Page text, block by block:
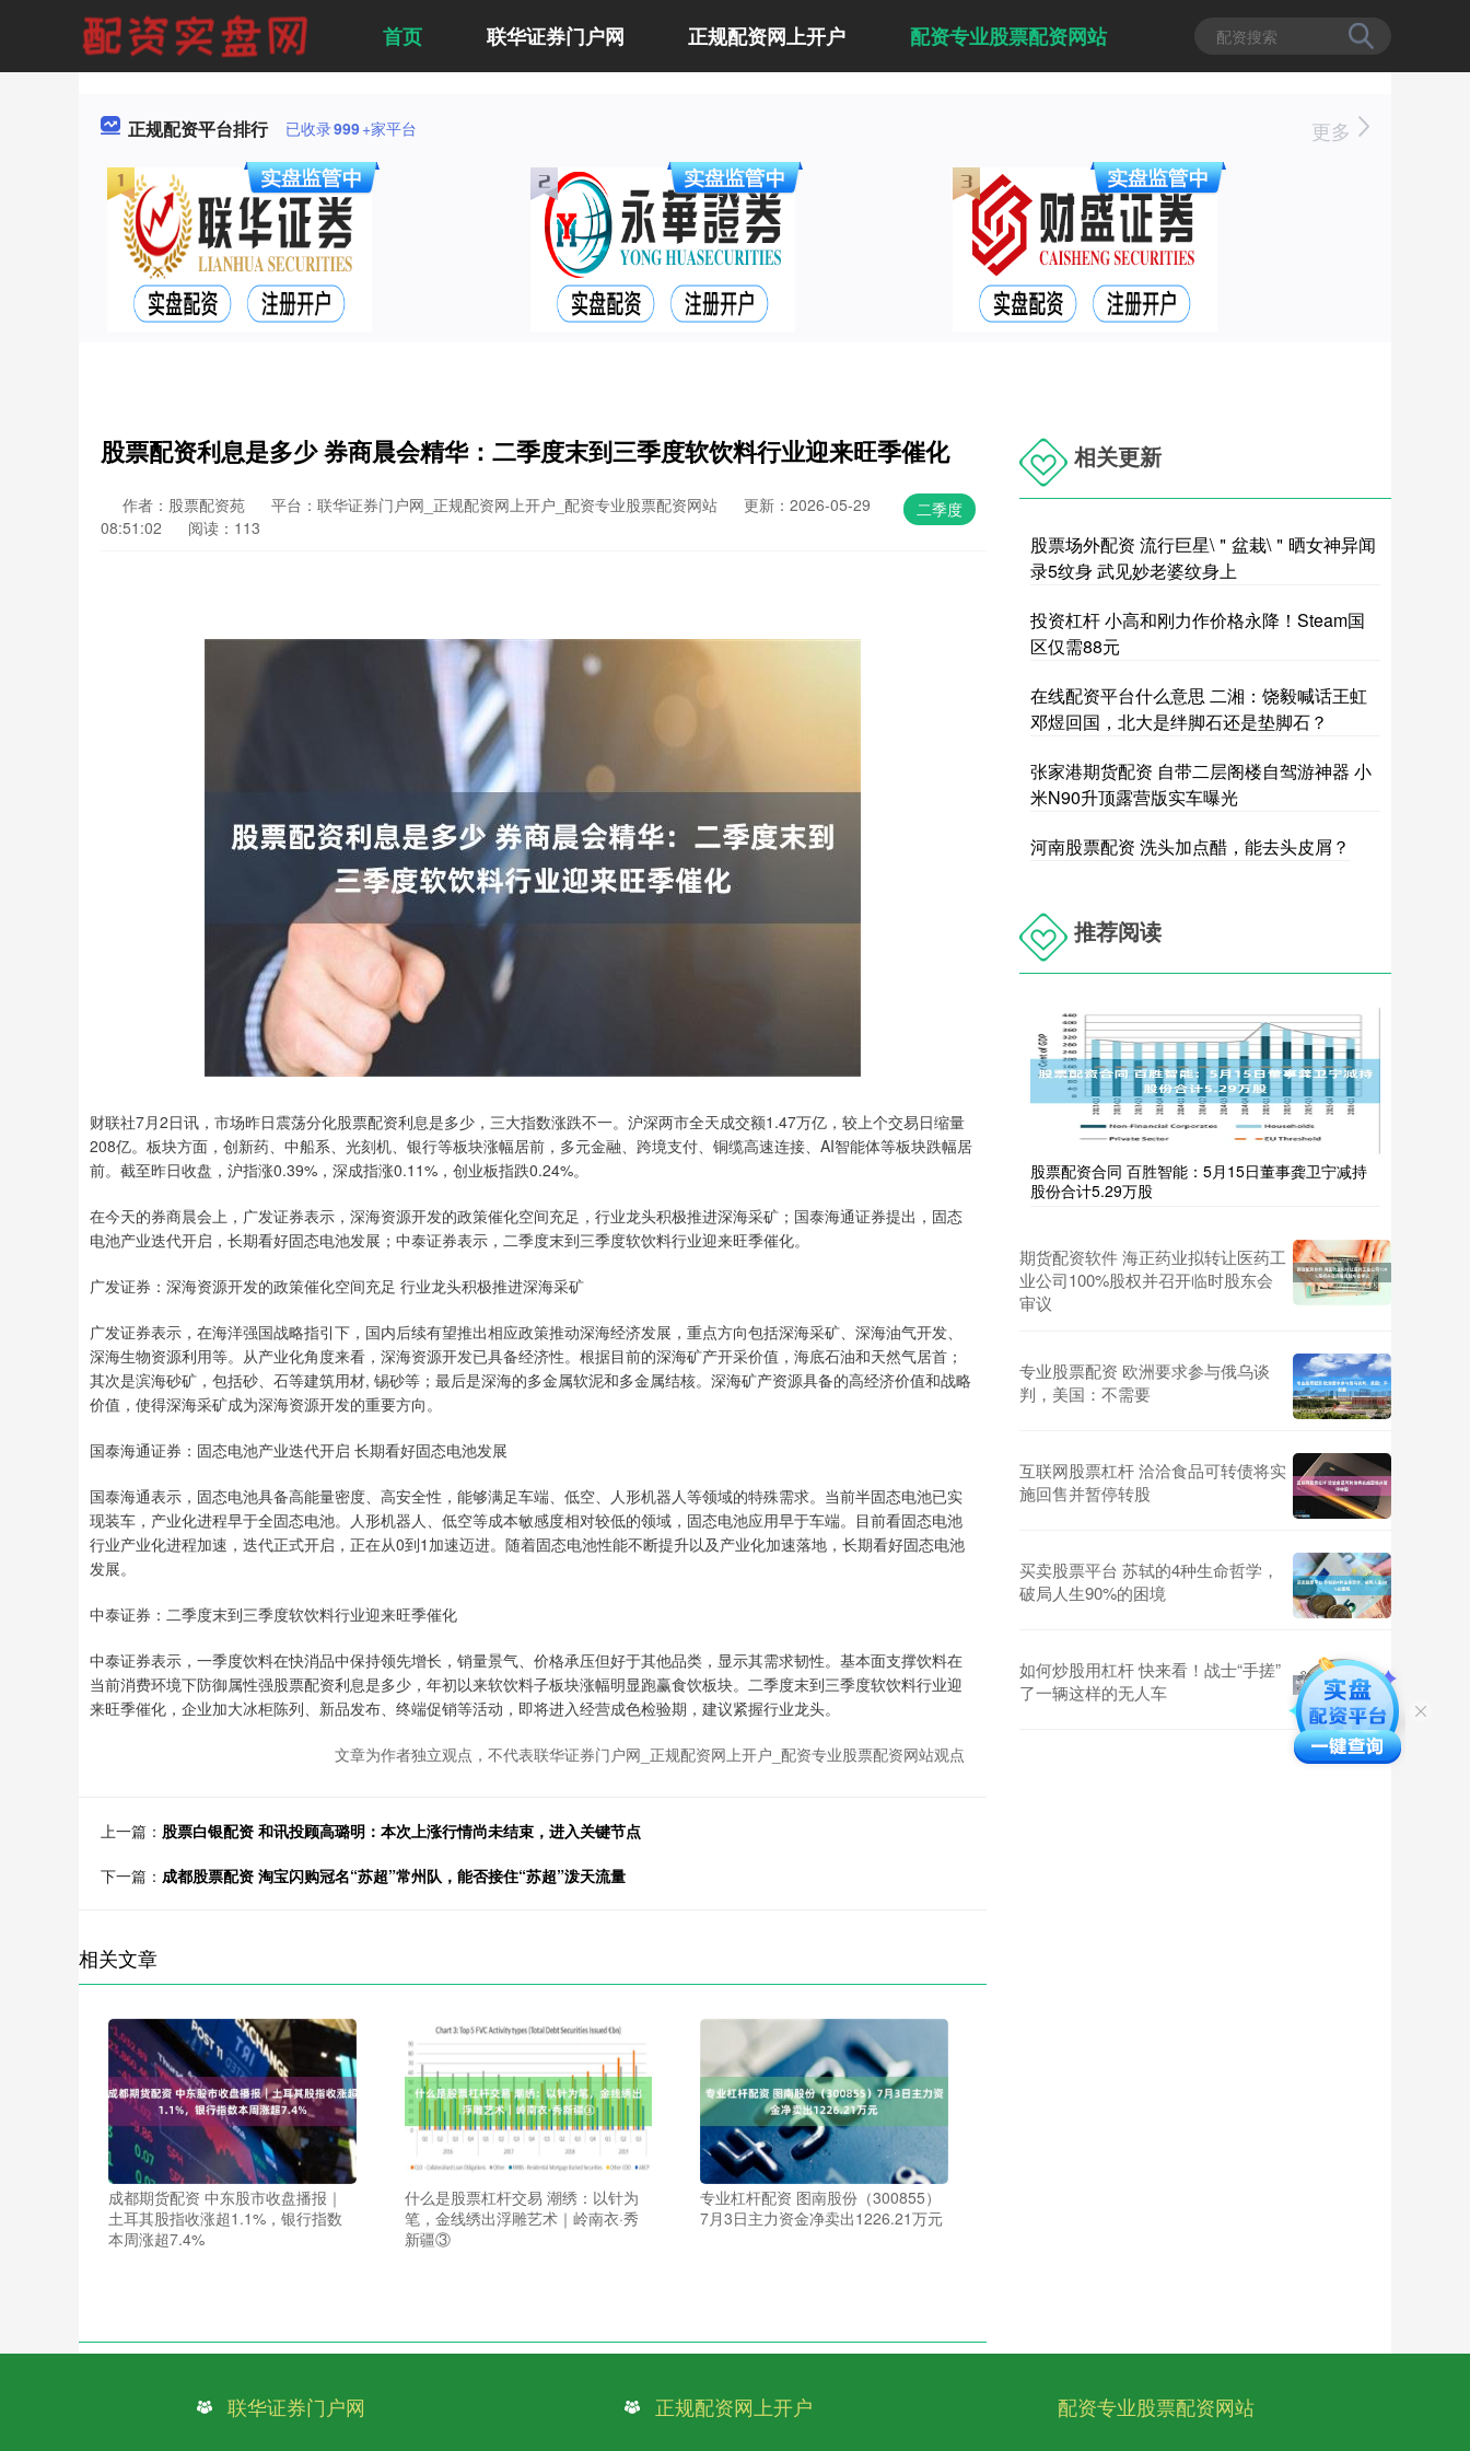
首页 联华证券门户网 正规配资网上开户 配资专业股票配资网站
正规配资平台排行 已收录999+家平台 更多
股票配资利息是多少 券商晨会精华：二季度末到三季度软饮料行业迎来旺季催化
二季度
作者：股票配资苑 平台：联华证券门户网_正规配资网上开户_配资专业股票配资网站
更新：2026-05-29
08:51:02
阅读：113
财联社7月2日讯，市场昨日震荡分化股票配资利息是多少，三大指数涨跌不一。沪深两市全天成交额1.47万亿，较上个交易日缩量
208亿。板块方面，创新药、中船系、光刻机、银行等板块涨幅居前，多元金融、跨境支付、铜缆高速连接、AI智能体等板块跌幅居
前。截至昨日收盘，沪指涨0.39%，深成指涨0.11%，创业板指跌0.24%。
在今天的券商晨会上，广发证券表示，深海资源开发的政策催化空间充足，行业龙头积极推进深海采矿；国泰海通证券提出，固态
电池产业迭代开启，长期看好固态电池发展；中泰证券表示，二季度末到三季度软饮料行业迎来旺季催化。
广发证券：深海资源开发的政策催化空间充足 行业龙头积极推进深海采矿
广发证券表示，在海洋强国战略指引下，国内后续有望推出相应政策推动深海经济发展，重点方向包括深海采矿、深海油气开发、
深海生物资源利用等。从产业化角度来看，深海资源开发已具备经济性。根据目前的深海矿产开采价值，海底石油和天然气居首；
其次是滨海砂矿，包括砂、石等建筑用材, 锡砂等；最后是深海的多金属软泥和多金属结核。深海矿产资源具备的高经济价值和战略
价值，使得深海采矿成为深海资源开发的重要方向。
国泰海通证券：固态电池产业迭代开启 长期看好固态电池发展
国泰海通表示，固态电池具备高能量密度、高安全性，能够满足车端、低空、人形机器人等领域的特殊需求。当前半固态电池已实
现装车，产业化进程早于全固态电池。人形机器人、低空等成本敏感度相对较低的领域，固态电池应用早于车端。目前看固态电池
行业产业化进程加速，迭代正式开启，正在从0到1加速迈进。随着固态电池性能不断提升以及产业化加速落地，长期看好固态电池
发展。
中泰证券：二季度末到三季度软饮料行业迎来旺季催化
中泰证券表示，一季度饮料在快消品中保持领先增长，销量景气、价格承压但好于其他品类，显示其需求韧性。基本面支撑饮料在
当前消费环境下防御属性强股票配资利息是多少，年初以来软饮料子板块涨幅明显跑赢食饮板块。二季度末到三季度软饮料行业迎
来旺季催化，企业加大冰柜陈列、新品发布、终端促销等活动，即将进入经营成色检验期，建议紧握行业龙头。
文章为作者独立观点，不代表联华证券门户网_正规配资网上开户_配资专业股票配资网站观点
上一篇： 股票白银配资 和讯投顾高璐明：本次上涨行情尚未结束，进入关键节点
下一篇： 成都股票配资 淘宝闪购冠名“苏超”常州队，能否接住“苏超”泼天流量
相关文章
成都期货配资 中东股市收盘播报｜
土耳其股指收涨超1.1%，银行指数
本周涨超7.4%
什么是股票杠杆交易 潮绣：以针为
笔，金线绣出浮雕艺术｜岭南衣·秀
新疆③
专业杠杆配资 图南股份（300855）
7月3日主力资金净卖出1226.21万元
相关更新
股票场外配资 流行巨星\＂盆栽\＂晒女神异闻
录5纹身 武见妙老婆纹身上
投资杠杆 小高和刚力作价格永降！Steam国
区仅需88元
在线配资平台什么意思 二湘：饶毅喊话王虹
邓煜回国，北大是绊脚石还是垫脚石？
张家港期货配资 自带二层阁楼自驾游神器 小
米N90升顶露营版实车曝光
河南股票配资 洗头加点醋，能去头皮屑？
推荐阅读
股票配资合同 百胜智能：5月15日董事龚卫宁减持
股份合计5.29万股
期货配资软件 海正药业拟转让医药工
业公司100%股权并召开临时股东会
审议
专业股票配资 欧洲要求参与俄乌谈
判，美国：不需要
互联网股票杠杆 洽洽食品可转债将实
施回售并暂停转股
买卖股票平台 苏轼的4种生命哲学，
破局人生90%的困境
如何炒股用杠杆 快来看！战士“手搓”
了一辆这样的无人车
联华证券门户网 正规配资网上开户 配资专业股票配资网站